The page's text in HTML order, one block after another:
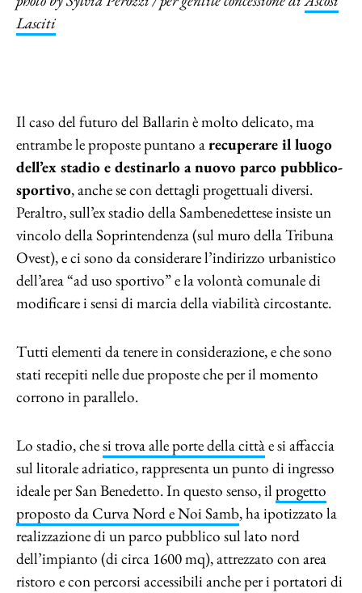
Lasciti
Il caso del futuro del Ballarin è molto delicato, ma
entrambe le proposte puntano arecuperare il luogo
dell’ex stadio e destinarlo a nuovo parco pubblico-
sportivo, anche se con dettagli progettuali diversi.
Peraltro, sull’ex stadio della Sambenedettese insiste un
vincolo della Soprintendenza (sul muro della Tribuna
Ovest), e ci sono da considerare l’indirizzo urbanistico
dell’area “ad uso sportivo” e la volontà comunale di
modificare i sensi di marcia della viabilità circostante.
Tutti elementi da tenere in considerazione, e che sono
stati recepiti nelle due proposte che per il momento
corrono in parallelo.
Lo stadio, chesi trova alle porte della cittàe si affaccia
sul litorale adriatico, rappresenta un punto di ingresso
ideale per San Benedetto. In questo senso, il progetto
proposto da Curva Nord e Noi Samb, ha ipotizzato la
realizzazione di un parco pubblico sul lato nord
dell’impianto (di circa 1600 mq), attrezzato con area
ristoro e con percorsi accessibili anche per i portatori di